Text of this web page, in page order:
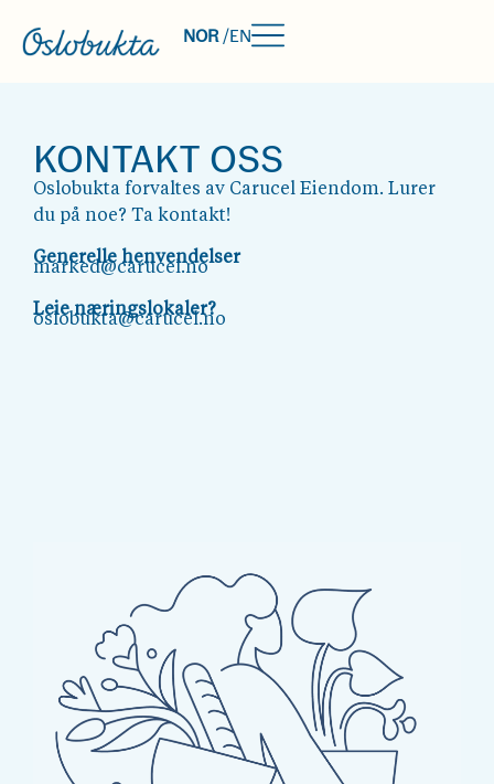
NOR/EN
KONTAKT OSS
Oslobukta forvaltes av Carucel Eiendom. Lurer
du på noe? Ta kontakt!
Generelle henvendelser
marked@carucel.no
Leie næringslokaler?
oslobukta@carucel.no